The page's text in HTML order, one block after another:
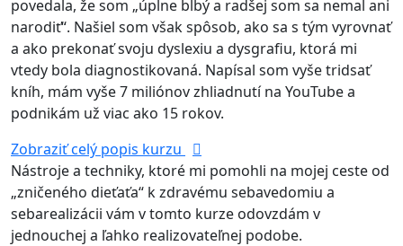
povedala, že som „úplne blbý a radšej som sa nemal ani
narodiť“. Našiel som však spôsob, ako sa s tým vyrovnať
a ako prekonať svoju dyslexiu a dysgrafiu, ktorá mi
vtedy bola diagnostikovaná. Napísal som vyše tridsať
kníh, mám vyše 7 miliónov zhliadnutí na YouTube a
podnikám už viac ako 15 rokov.
Zobraziť celý popis kurzu
Nástroje a techniky, ktoré mi pomohli na mojej ceste od
„zničeného dieťaťa“ k zdravému sebavedomiu a
sebarealizácii vám v tomto kurze odovzdám v
jednouchej a ľahko realizovateľnej podobe.